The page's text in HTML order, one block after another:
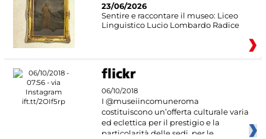
23/06/2026
Sentire e raccontare il museo: Liceo
Linguistico Lucio Lombardo Radice
06/10/2018
I @museiincomuneroma
costituiscono un’offerta culturale varia
ed eclettica per il prestigio e la
particolarità delle sedi, per le